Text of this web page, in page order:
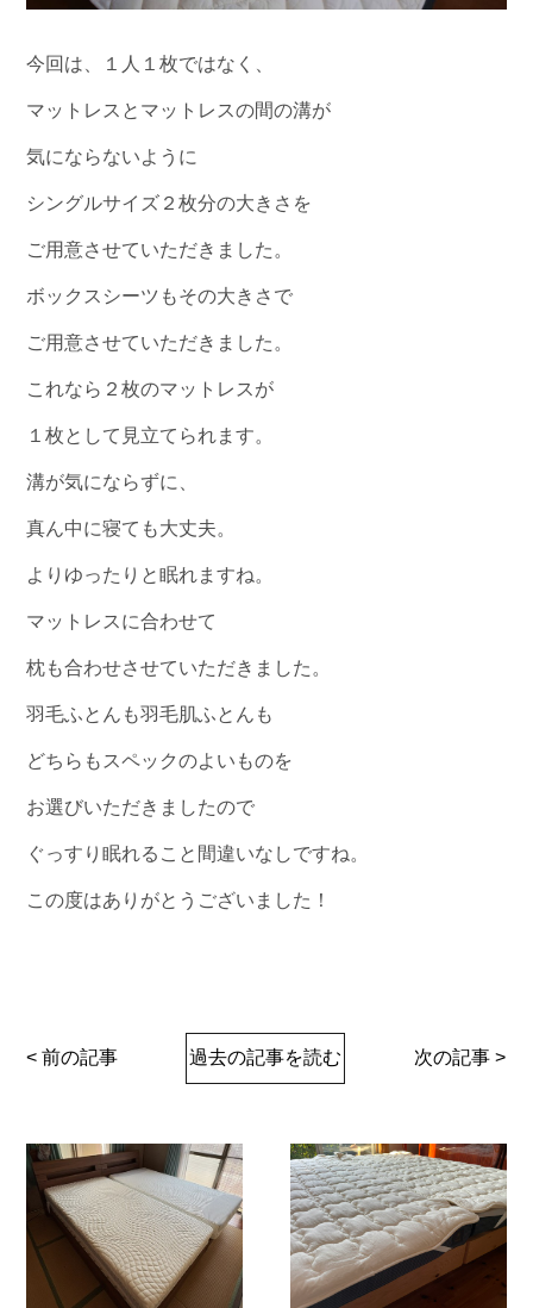
今回は、１人１枚ではなく、
マットレスとマットレスの間の溝が
気にならないように
シングルサイズ２枚分の大きさを
ご用意させていただきました。
ボックスシーツもその大きさで
ご用意させていただきました。
これなら２枚のマットレスが
１枚として見立てられます。
溝が気にならずに、
真ん中に寝ても大丈夫。
よりゆったりと眠れますね。
マットレスに合わせて
枕も合わせさせていただきました。
羽毛ふとんも羽毛肌ふとんも
どちらもスペックのよいものを
お選びいただきましたので
ぐっすり眠れること間違いなしですね。
この度はありがとうございました！
< 前の記事 過去の記事を読む 次の記事 >